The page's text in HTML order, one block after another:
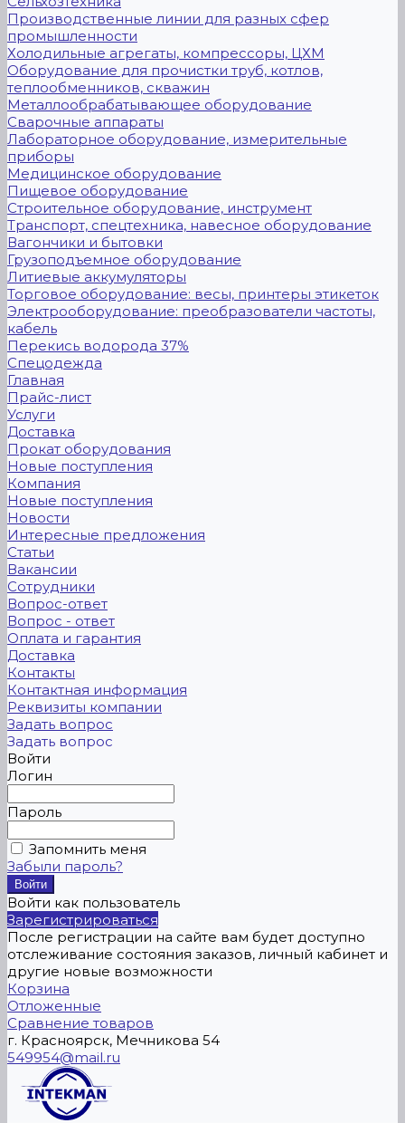
Производственные линии для разных сфер
промышленности
Холодильные агрегаты, компрессоры, ЦХМ
Оборудование для прочистки труб, котлов,
теплообменников, скважин
Металлообрабатывающее оборудование
Сварочные аппараты
Лабораторное оборудование, измерительные
приборы
Медицинское оборудование
Пищевое оборудование
Строительное оборудование, инструмент
Транспорт, спецтехника, навесное оборудование
Вагончики и бытовки
Грузоподъемное оборудование
Литиевые аккумуляторы
Торговое оборудование: весы, принтеры этикеток
Электрооборудование: преобразователи частоты,
кабель
Перекись водорода 37%
Спецодежда
Главная
Прайс-лист
Услуги
Доставка
Прокат оборудования
Новые поступления
Компания
Новые поступления
Новости
Интересные предложения
Статьи
Вакансии
Сотрудники
Вопрос-ответ
Вопрос - ответ
Оплата и гарантия
Доставка
Контакты
Контактная информация
Реквизиты компании
Задать вопрос
Задать вопрос
Войти
Логин
Пароль
Запомнить меня
Забыли пароль?
Войти как пользователь
Зарегистрироваться
После регистрации на сайте вам будет доступно
отслеживание состояния заказов, личный кабинет и
другие новые возможности
Корзина
Отложенные
Сравнение товаров
г. Красноярск, Мечникова 54
549954@mail.ru